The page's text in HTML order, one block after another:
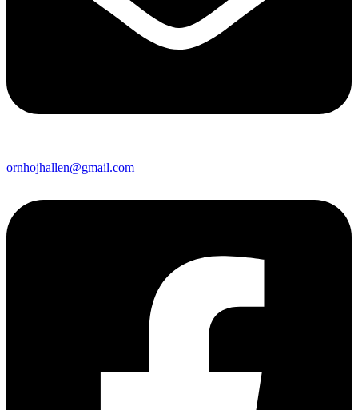
ornhojhallen@gmail.com